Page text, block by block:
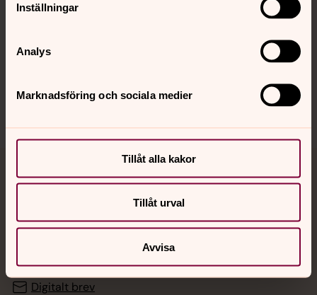
Inställningar
Analys
Marknadsföring och sociala medier
Tillåt alla kakor
Tillåt urval
Avvisa
Hitta snabbt
Jourhavande präst
med en präst på kvällar och nätter.
Chatt
Digitalt brev